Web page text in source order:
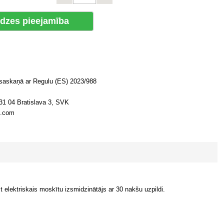
pieejamība
ar Regulu (ES) 2023/988
04 Bratislava 3, SVK
moskītu izsmidzinātājs ar 30 nakšu uzpildi.